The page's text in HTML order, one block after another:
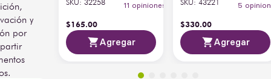
acompañar carnes a la
parrilla, quesos
semicurados o como base
en cócteles clásicos como
Margarita reposada y
Tequila Sunrise.
y
por
11 opiniones
SKU: 32258
$165.00
Agregar
5
SKU: 43221
$330.00
Agregar